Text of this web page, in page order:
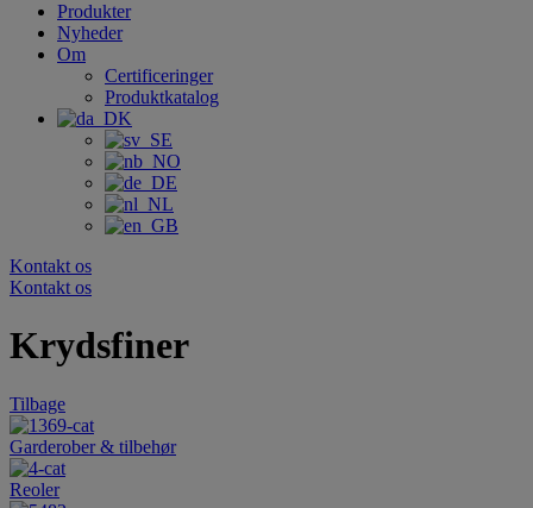
Produkter
Nyheder
Om
Certificeringer
Produktkatalog
Kontakt os
Kontakt os
Krydsfiner
Tilbage
Garderober & tilbehør
Reoler